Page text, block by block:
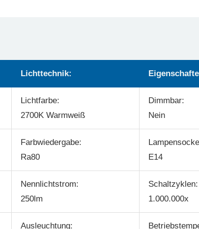
Lichttechnik:
Lichtfarbe:
2700K Warmweiß
Dimmbar:
Nein
Farbwiedergabe:
Ra80
E14
Nennlichtstrom:
250lm
Schaltzyklen:
1.000.000x
Ausleuchtung: